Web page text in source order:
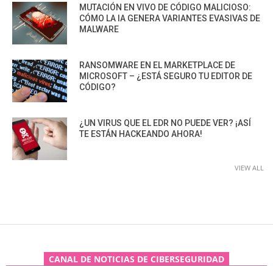
MUTACIÓN EN VIVO DE CÓDIGO MALICIOSO:
CÓMO LA IA GENERA VARIANTES EVASIVAS DE
MALWARE
RANSOMWARE EN EL MARKETPLACE DE
MICROSOFT – ¿ESTÁ SEGURO TU EDITOR DE
CÓDIGO?
¿UN VIRUS QUE EL EDR NO PUEDE VER? ¡ASÍ
TE ESTÁN HACKEANDO AHORA!
VIEW ALL
CANAL DE NOTICIAS DE CIBERSEGURIDAD